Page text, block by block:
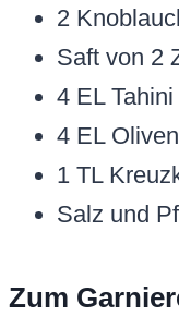
2
Saft von 2
4 EL
4 EL
1 TL
Salz und
Zum